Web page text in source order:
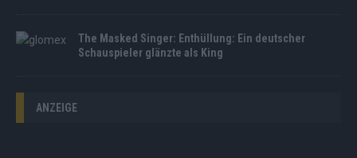
The Masked Singer: Enthüllung: Ein deutscher
Schauspieler glänzte als King
ANZEIGE